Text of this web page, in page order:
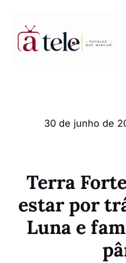
30 de junho de
Terra
estar por
Luna e